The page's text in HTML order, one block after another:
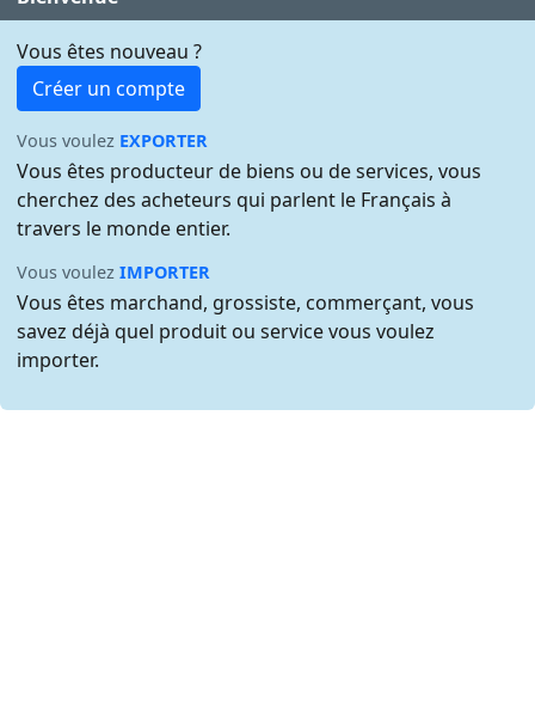
Vous êtes nouveau ?
Créer un compte
Vous voulez EXPORTER
Vous êtes producteur de biens ou de services, vous
cherchez des acheteurs qui parlent le Français à
travers le monde entier.
Vous voulezIMPORTER
Vous êtes marchand, grossiste, commerçant, vous
savez déjà quel produit ou service vous voulez
importer.